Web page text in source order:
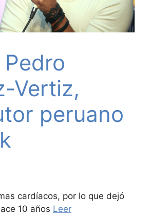
Vertiz,
peruano
cardíacos, por lo que dejó
10 años Leer